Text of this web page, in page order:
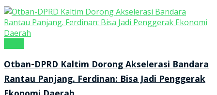
Otban-DPRD Kaltim Dorong Akselerasi Bandara
Rantau Panjang. Ferdinan: Bisa Jadi Penggerak